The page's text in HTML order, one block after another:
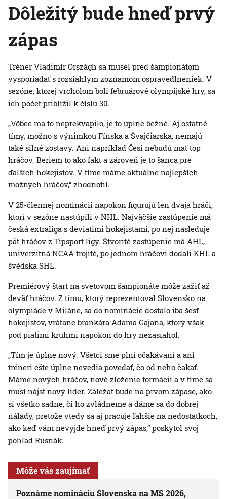
Dôležitý bude hneď prvý
zápas
Tréner Vladimír Országh sa musel pred šampionátom
vysporiadať s rozsiahlym zoznamom ospravedlneniek. V
sezóne, ktorej vrcholom boli februárové olympijské hry, sa
ich počet priblížil k číslu 30.
„Vôbec ma to neprekvapilo, je to úplne bežné. Aj ostatné
tímy, možno s výnimkou Fínska a Švajčiarska, nemajú
také silné zostavy. Ani napríklad Česi nebudú mať top
hráčov. Beriem to ako fakt a zároveň je to šanca pre
ďalších hokejistov. V tíme máme aktuálne najlepších
možných hráčov,“ zhodnotil.
V 25-člennej nominácii napokon figurujú len dvaja hráči,
ktorí v sezóne nastúpili v NHL. Najväčšie zastúpenie má
česká extraliga s deviatimi hokejistami, po nej nasleduje
päť hráčov z Tipsport ligy. Štvorité zastúpenie má AHL,
univerzitná NCAA trojité, po jednom hráčovi dodali KHL a
švédska SHL.
Premiérový štart na svetovom šampionáte môže zažiť až
deväť hráčov. Z tímu, ktorý reprezentoval Slovensko na
olympiáde v Miláne, sa do nominácie dostalo iba šesť
hokejistov, vrátane brankára Adama Gajana, ktorý však
pod piatimi kruhmi napokon do hry nezasiahol.
„Tím je úplne nový. Všetci sme plní očakávaní a ani
tréneri ešte úplne nevedia povedať, čo od neho čakať.
Máme nových hráčov, nové zloženie formácií a v tíme sa
musí nájsť nový líder. Záležať bude na prvom zápase, ako
si všetko sadne, či ho zvládneme a dáme sa do dobrej
nálady, pretože vtedy sa aj pracuje ľahšie na nedostatkoch,
ako keď vám nevyjde hneď prvý zápas,“ poskytol svoj
pohľad Rusnák.
Môže vás zaujímať
Poznáme nomináciu Slovenska na MS 2026,